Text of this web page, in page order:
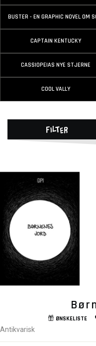
BUSTER - EN GRAPHIC NOVEL OM
CAPTAIN KENTUCKY
CASSIOPEIAS NYE STJERNE
COOL VALLY
Filter
ØNSKELISTE
Antikvarisk